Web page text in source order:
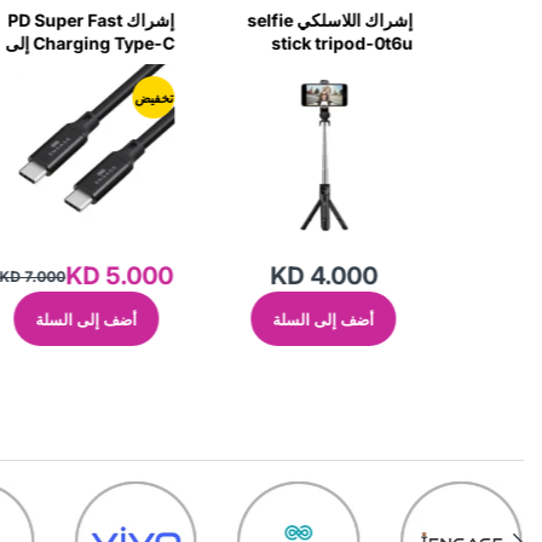
إشراك PD Super Fast
Charging Type-C إلى
Meter-Azl3
KD 5.000
KD 7.000
أضف إلى السلة
إشراك كابل USB -C
المغناطيسي 60W مع
محول البرق الأسود -
EZDF
KD 4.500
أضف إلى السلة